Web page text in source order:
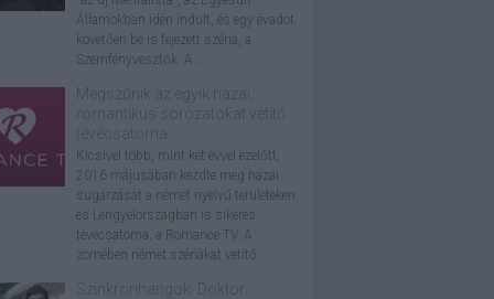
Államokban idén indult, és egy évadot
követően be is fejezett széria, a
Szemfényvesztők. A...
Megszűnik az egyik hazai,
romantikus sorozatokat vetítő
tévécsatorna
Kicsivel több, mint két évvel ezelőtt,
2016 májusában kezdte meg hazai
sugárzását a német nyelvű területeken
és Lengyelországban is sikeres
tévécsatorna, a Romance TV. A
zömében német szériákat vetítő...
Szinkronhangok: Doktor